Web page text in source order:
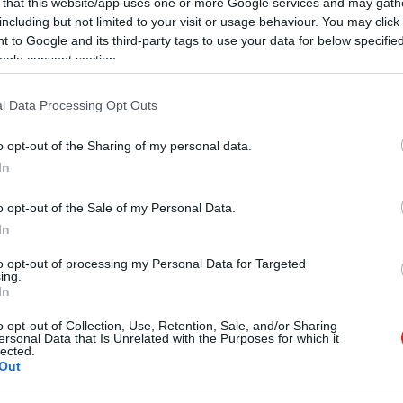
but not limited to your visit or usage behaviour. You may
to Google and its third-party tags to use your data for below
consent section.
Data Processing Opt Outs
opt-out of the Sharing of my personal data.
opt-out of the Sale of my Personal Data.
opt-out of processing my Personal Data for Targeted
opt-out of Collection, Use, Retention, Sale, and/or Sharing
Data that Is Unrelated with the Purposes for which it
különösen értékes visszajelzés, ha egy ilyen
cél az, hogy a humanoid robotok ismétlődő vagy
– írja az
ez a robotkutya, mint egy igazi
, kifejezetten ipari használatra. A leírás szerint
kapott, amely segíti a környezet érzékelését és az
képes mozgatni, és egy saját fejlesztésű, Co
többek között a mozgások összehangolásában,
A modell egyik kiemelt funkciója az
autonóm
töltési megszakítások nélkül is üzemeltethető. A